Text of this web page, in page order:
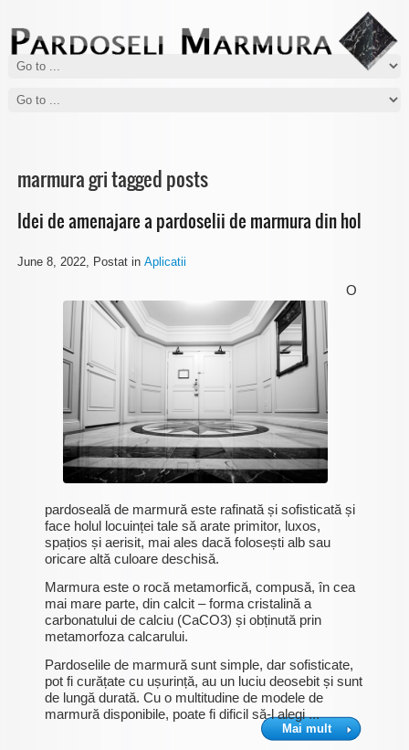
Marmura este una dintre cele mai cautate pietre naturale cand vine
Curatarea pardoselilor de marmura se face foarte usor insa trebuie sa
marmura gri tagged posts
Idei de amenajare a pardoselii de marmura din hol
June 8, 2022, Postat in Aplicatii
O
pardoseală de marmură este rafinată și sofisticată și
face holul locuinței tale să arate primitor, luxos,
spațios și aerisit, mai ales dacă folosești alb sau
oricare altă culoare deschisă.
Marmura este o rocă metamorfică, compusă, în cea
mai mare parte, din calcit – forma cristalină a
carbonatului de calciu (CaCO3) și obținută prin
metamorfoza calcarului.
Pardoselile de marmură sunt simple, dar sofisticate,
pot fi curățate cu ușurință, au un luciu deosebit și sunt
de lungă durată. Cu o multitudine de modele de
marmură disponibile, poate fi dificil să-l alegi ...
Mai mult